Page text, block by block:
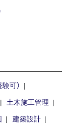
可）
土木施工管理
建築設計